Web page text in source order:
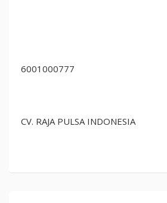
6001000777
CV. RAJA PULSA INDONESIA